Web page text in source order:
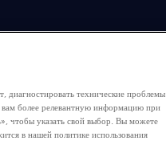
Попробуйте
технические проблемы
более релевантную информацию при
чтобы указать свой выбор. Вы можете
в нашей политике использования